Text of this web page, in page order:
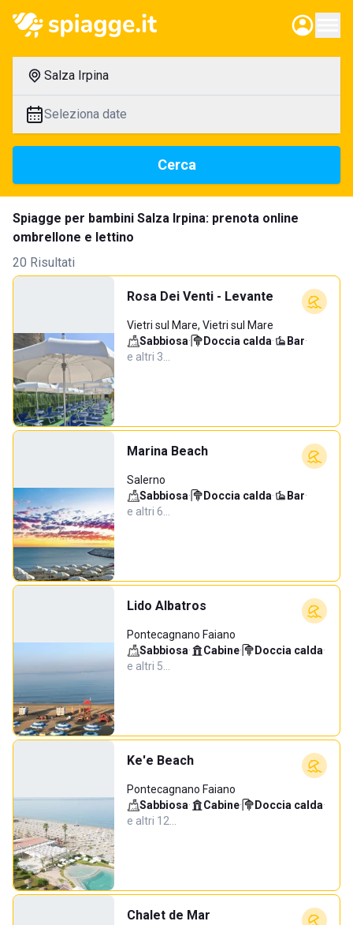
Salza Irpina
Seleziona date
Cerca
Spiagge per bambini Salza Irpina: prenota online
ombrellone e lettino
20 Risultati
Rosa Dei Venti - Levante
Vietri sul Mare, Vietri sul Mare
Sabbiosa· Doccia calda· Bar·
e altri 3…
Marina Beach
Salerno
Sabbiosa· Doccia calda· Bar·
e altri 6…
Lido Albatros
Pontecagnano Faiano
Sabbiosa· Cabine· Doccia calda·
e altri 5…
Ke'e Beach
Pontecagnano Faiano
Sabbiosa· Cabine· Doccia calda·
e altri 12…
Chalet de Mar